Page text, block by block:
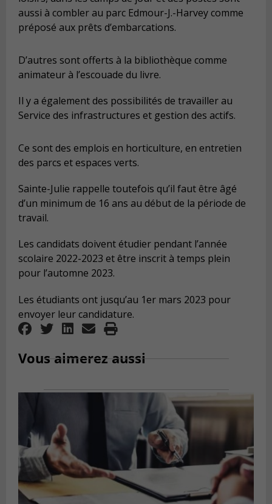
aussi à combler au parc Edmour-J.-Harvey comme
préposé aux prêts d’embarcations.
D’autres sont offerts à la bibliothèque comme
animateur à l’escouade du livre.
Il y a également des possibilités de travailler au
Service des infrastructures et gestion des actifs.
Ce sont des emplois en horticulture, en entretien
des parcs et espaces verts.
Sainte-Julie rappelle toutefois qu’il faut être âgé
d’un minimum de 16 ans au début de la période de
travail.
Les candidats doivent étudier pendant l’année
scolaire 2022-2023 et être inscrit à temps plein
pour l’automne 2023.
Les étudiants ont jusqu’au 1er mars 2023 pour
envoyer leur candidature.
Vous aimerez aussi